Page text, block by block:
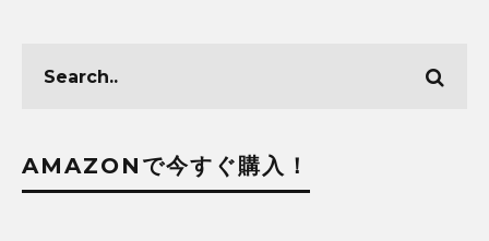
AMAZONで今すぐ購入！